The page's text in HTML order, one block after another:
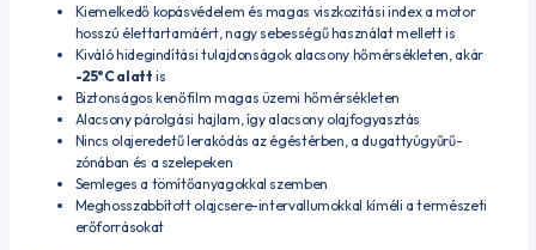
Kiemelkedő kopásvédelem és magas viszkozitási index a motor
hosszú élettartamáért, nagy sebességű használat mellett is
Kiváló hidegindítási tulajdonságok alacsony hőmérsékleten, akár
-25°C alatt is
Biztonságos kenőfilm magas üzemi hőmérsékleten
Alacsony párolgási hajlam, így alacsony olajfogyasztás
Nincs olajeredetű lerakódás az égéstérben, a dugattyúgyűrű-
zónában és a szelepeken
Semleges a tömítőanyagokkal szemben
Meghosszabbított olajcsere-intervallumokkal kíméli a természeti
erőforrásokat